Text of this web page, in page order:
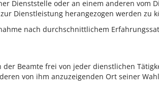
Dienststelle oder an einem anderen vom
Dienstleistung herangezogen werden zu
nach durchschnittlichem
Beamte frei von jeder dienstlichen
von ihm anzuzeigenden Ort seiner